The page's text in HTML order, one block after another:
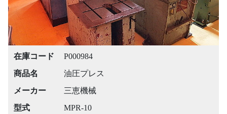
在庫コード
P000984
商品名
油圧プレス
メーカー
三恵機械
型式
MPR-10